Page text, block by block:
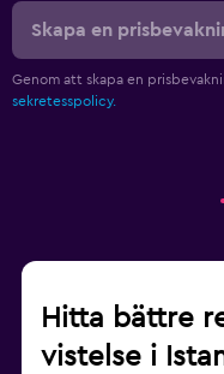
Skapa en
Genom att skapa en
sekretesspolicy.
Hitta bättre
vistelse i